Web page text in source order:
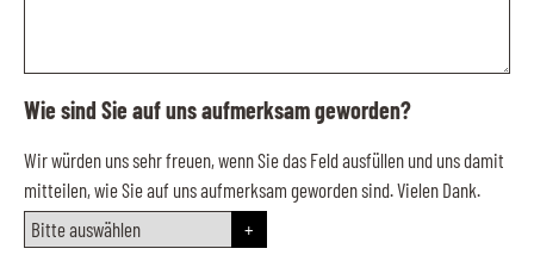
Wie sind Sie auf uns aufmerksam geworden?
Wir würden uns sehr freuen, wenn Sie das Feld ausfüllen und uns damit
mitteilen, wie Sie auf uns aufmerksam geworden sind. Vielen Dank.